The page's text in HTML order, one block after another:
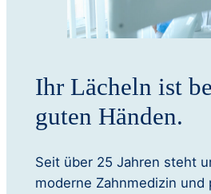
Ihr Lächeln ist
guten Händen.
Seit über 25 Jahren steht
moderne Zahnmedizin und